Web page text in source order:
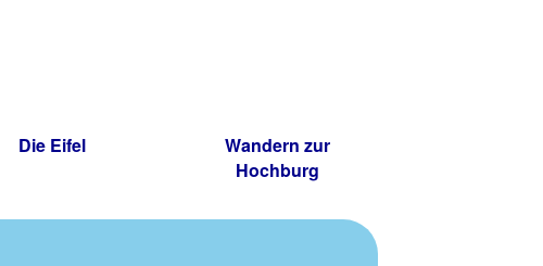
Die Eifel
Wandern zur
Hochburg